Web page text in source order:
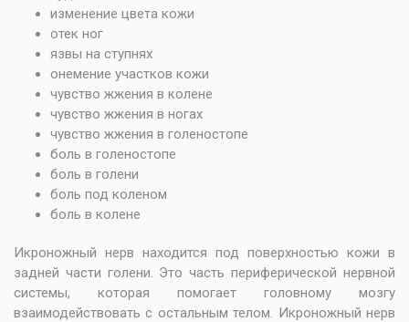
изменение цвета кожи
отек ног
язвы на ступнях
онемение участков кожи
чувство жжения в колене
чувство жжения в ногах
чувство жжения в голеностопе
боль в голеностопе
боль в голени
боль под коленом
боль в колене
Икроножный нерв находится под поверхностью кожи в
задней части голени. Это часть периферической нервной
системы, которая помогает головному мозгу
взаимодействовать с остальным телом. Икроножный нерв